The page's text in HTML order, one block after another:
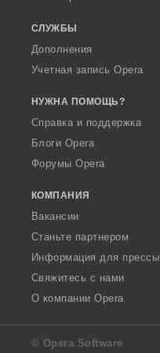
СЛУЖБЫ
Дополнения
Учетная запись Opera
НУЖНА ПОМОЩЬ?
Справка и поддержка
Блоги Opera
Форумы Opera
КОМПАНИЯ
Вакансии
Станьте партнером
Информация для прессы
Свяжитесь с нами
О компании Opera
© Opera Software